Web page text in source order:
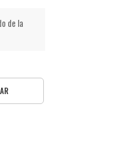
de la